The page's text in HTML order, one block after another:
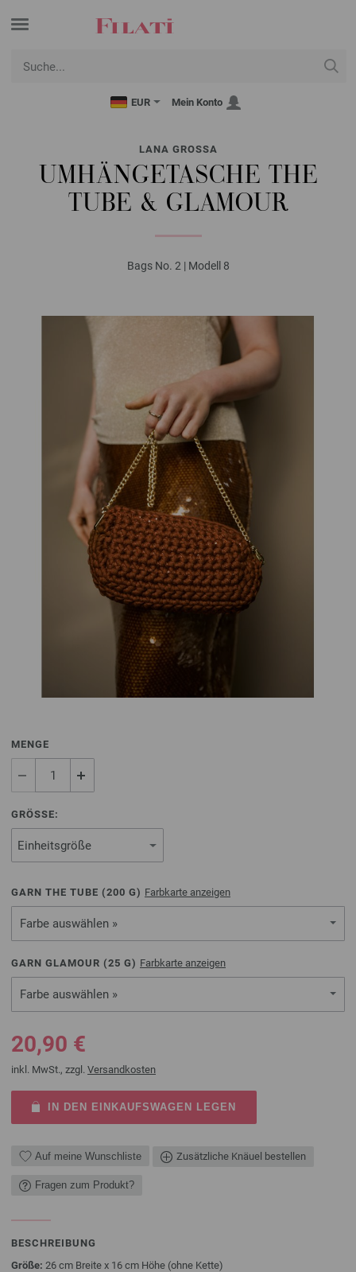
EUR Mein Konto
LANA GROSSA
UMHÄNGETASCHE THE
TUBE & GLAMOUR
Bags No. 2 | Modell 8
MENGE
GRÖSSE:
GARN THE TUBE (200 G) Farbkarte anzeigen
Farbe auswählen »
GARN GLAMOUR (25 G) Farbkarte anzeigen
Farbe auswählen »
20,90 €
inkl. MwSt., zzgl. Versandkosten
IN DEN EINKAUFSWAGEN LEGEN
Auf meine Wunschliste Zusätzliche Knäuel bestellen
Fragen zum Produkt?
BESCHREIBUNG
Größe: 26 cm Breite x 16 cm Höhe (ohne Kette)